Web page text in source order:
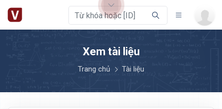
Xem tài liệu
Trang chủ Tài liệu